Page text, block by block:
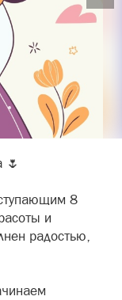
🌷
8
и
радостью,